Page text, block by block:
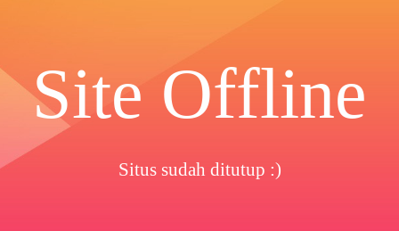
Site Offline
Situs sudah ditutup :)